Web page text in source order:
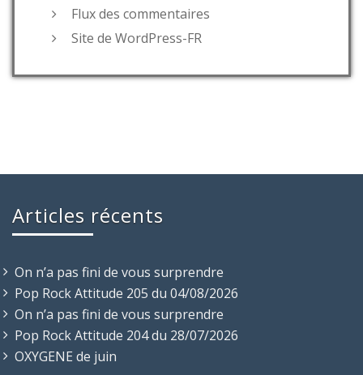
Flux des commentaires
Site de WordPress-FR
Articles récents
On n’a pas fini de vous surprendre
Pop Rock Attitude 205 du 04/08/2026
On n’a pas fini de vous surprendre
Pop Rock Attitude 204 du 28/07/2026
OXYGENE de juin